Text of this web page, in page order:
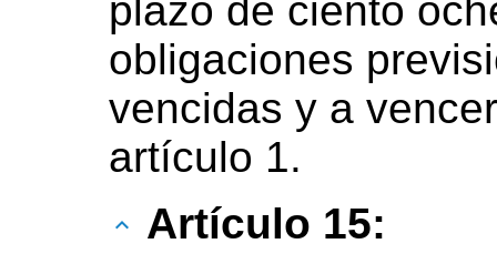
plazo de ciento
obligaciones
vencidas y a
artículo 1.
Artículo 15: